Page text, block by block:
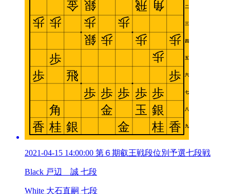
2021-04-15 14:00:00 第６期叡王戦段位別予選七段戦
Black 戸辺 誠 七段
White 大石直嗣 七段